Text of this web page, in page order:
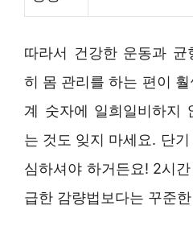
따라서 건강한 운동과
히 몸 관리를 하는 편이
계 숫자에 일희일비하지
는 것도 잊지 마세요. 단
심하셔야 하거든요! 2시
급한 감량법보다는 꾸준